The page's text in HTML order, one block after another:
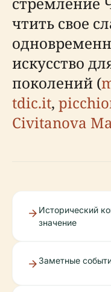
чтить свое
искусство
поколений (
tdic.it,
Civitanova
Исторический
значение
Заметные